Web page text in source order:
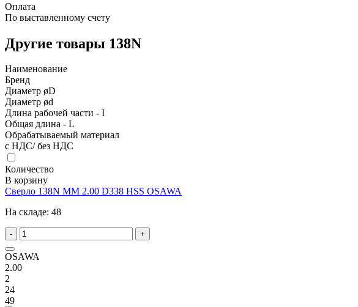
Оплата
По выставленному счету
Другие товары 138N
Наименование
Бренд
Диаметр øD
Диаметр ød
Длина рабочей части - I
Общая длина - L
Обрабатываемый материал
с НДС/ без НДС
Количество
В корзину
Сверло 138N MM 2.00 D338 HSS OSAWA
На складе: 48
- +
OSAWA
2.00
2
24
49